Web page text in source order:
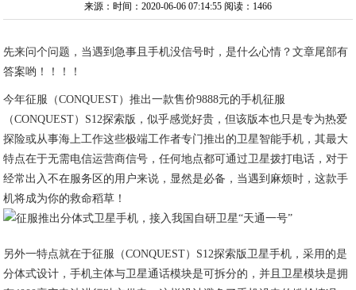
来源：时间：2020-06-06 07:14:55 阅读：1466
先来问个问题，当遇到急事且手机没信号时，是什么心情？文章尾部有
答案哟！！！！
今年征服（CONQUEST）推出一款售价9888元的手机征服
（CONQUEST）S12探索版，似乎感觉好贵，但该版本也只是专为热爱
探险或从事海上工作这些极端工作者专门推出的卫星智能手机，其最大
特点在于无需电信运营商信号，任何地点都可通过卫星拨打电话，对于
经常出入不在服务区的用户来说，显然是必备，当遇到麻烦时，这款手
机将成为你的救命稻草！
另外一特点就在于征服（CONQUEST）S12探索版卫星手机，采用的是
分体式设计，手机主体与卫星通话模块是可拆分的，并且卫星模块是拥